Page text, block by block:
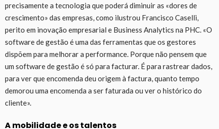
precisamente a tecnologia que poderá diminuir as «dores de
crescimento» das empresas, como ilustrou Francisco Caselli,
perito em inovação empresarial e Business Analytics na PHC. «O
software de gestão é uma das ferramentas que os gestores
dispõem para melhorar a performance. Porque não pensem que
um software de gestão é só para facturar. É para rastrear dados,
para ver que encomenda deu origem à factura, quanto tempo
demorou uma encomenda a ser faturada ou ver o histórico do
cliente».
A mobilidade e os talentos